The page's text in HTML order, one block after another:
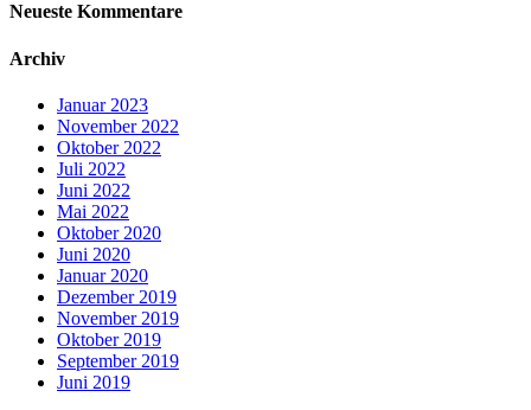
Neueste Kommentare
Archiv
Januar 2023
November 2022
Oktober 2022
Juli 2022
Juni 2022
Mai 2022
Oktober 2020
Juni 2020
Januar 2020
Dezember 2019
November 2019
Oktober 2019
September 2019
Juni 2019